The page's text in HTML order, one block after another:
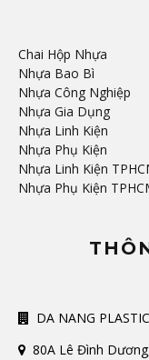
Chai Hộp Nhựa
Nhựa Bao Bì
Nhựa Công Nghiệp
Nhựa Gia Dụng
Nhựa Linh Kiện
Nhựa Phụ Kiện
Nhựa Linh Kiện
Nhựa Phụ Kiện
DA NANG
80A Lê Đình